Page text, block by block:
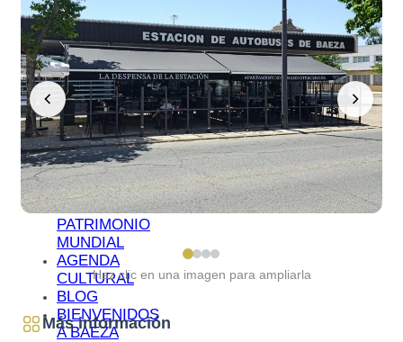
BAEZA
APARCAMIENTO
Y
TRANSPORTE
PÚBLICO
OFICINA
DE
TURISMO
BAEZA
ACCESIBLE
BAEZA,
PATRIMONIO
MUNDIAL
AGENDA
CULTURAL
BLOG
BIENVENIDOS
A BAEZA
Haz clic en una imagen para ampliarla
Más información